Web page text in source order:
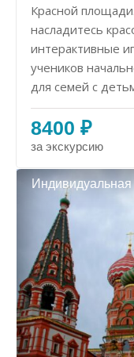
Красной
насладитесь
интерактивные
учеников
для семей с
8400 ₽
за экскурсию
Индивидуальная